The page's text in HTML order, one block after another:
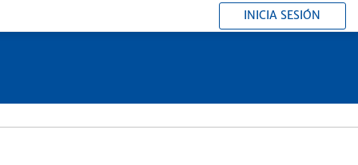
INICIA SESIÓN